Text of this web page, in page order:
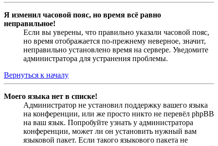
Я изменил часовой пояс, но время всё равно
неправильное!
Если вы уверены, что правильно указали часовой пояс,
но время отображается по-прежнему неверное, значит,
неправильно установлено время на сервере. Уведомите
администратора для устранения проблемы.
Вернуться к началу
Моего языка нет в списке!
Администратор не установил поддержку вашего языка
на конференции, или же просто никто не перевёл phpBB
на ваш язык. Попробуйте узнать у администратора
конференции, может ли он установить нужный вам
языковой пакет. Если такого языкового пакета не